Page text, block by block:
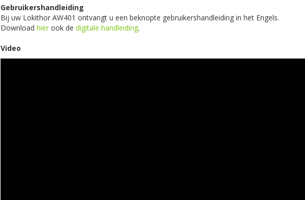
Gebruikershandleiding
Bij uw Lokithor AW401 ontvangt u een beknopte gebruikershandleiding in het Engels.
Download hier ook de digitale handleiding.
Video